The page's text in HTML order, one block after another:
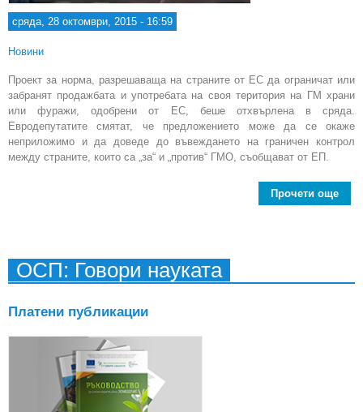
сряда, 28 октомври, 2015 - 16:59
Новини
Проект за норма, разрешаваща на страните от ЕС да ограничат или
забранят продажбата и употребата на своя територия на ГМ храни
или фуражи, одобрени от ЕС, беше отхвърлена в сряда.
Евродепутатите смятат, че предложението може да се окаже
неприложимо и да доведе до въвеждането на граничен контрол
между страните, които са „за“ и „против“ ГМО, съобщават от ЕП.
Прочети още
ОСП: Говори науката
Платени публикации